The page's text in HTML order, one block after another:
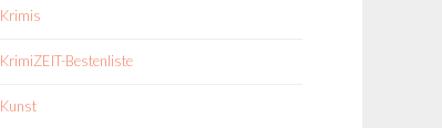
Krimis
KrimiZEIT-Bestenliste
Kunst